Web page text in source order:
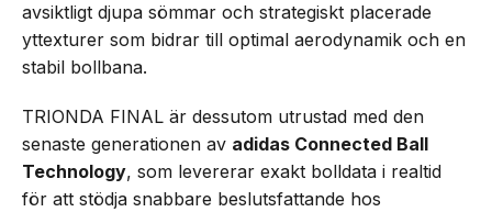
avsiktligt djupa sömmar och strategiskt placerade
yttexturer som bidrar till optimal aerodynamik och en
stabil bollbana.
TRIONDA FINAL är dessutom utrustad med den
senaste generationen av adidas Connected Ball
Technology, som levererar exakt bolldata i realtid
för att stödja snabbare beslutsfattande hos